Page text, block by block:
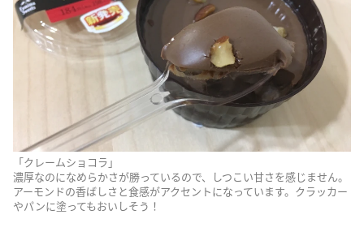
「クレームショコラ」
濃厚なのになめらかさが勝っているので、しつこい甘さを感じません。
アーモンドの香ばしさと食感がアクセントになっています。クラッカー
やパンに塗ってもおいしそう！